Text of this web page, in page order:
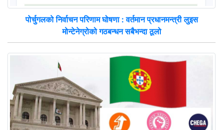
पोर्चुगलको निर्वाचन परिणाम घोषणा : वर्तमान प्रधानमन्त्री लुइस
मोन्टेनेग्रोको गठबन्धन सबैभन्दा ठूलो